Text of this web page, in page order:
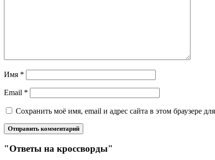
Имя *
Email *
Сохранить моё имя, email и адрес сайта в этом браузере
"Ответы на кроссворды"